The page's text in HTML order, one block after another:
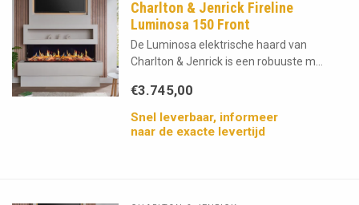
Charlton & Jenrick Fireline
Luminosa 150 Front
De Luminosa elektrische haard van
Charlton & Jenrick is een robuuste m...
€3.745,00
Snel leverbaar, informeer
naar de exacte levertijd